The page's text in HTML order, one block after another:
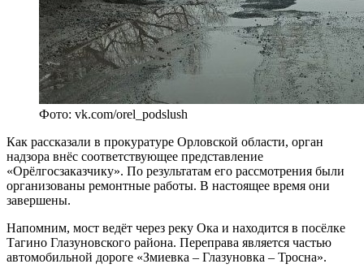
Фото: vk.com/orel_podslush
Как рассказали в прокуратуре Орловской области, орган
надзора внёс соответствующее представление
«Орёлгосзаказчику». По результатам его рассмотрения были
организованы ремонтные работы. В настоящее время они
завершены.
Напомним, мост ведёт через реку Ока и находится в посёлке
Тагино Глазуновского района. Переправа является частью
автомобильной дороге «Змиевка – Глазуновка – Тросна».